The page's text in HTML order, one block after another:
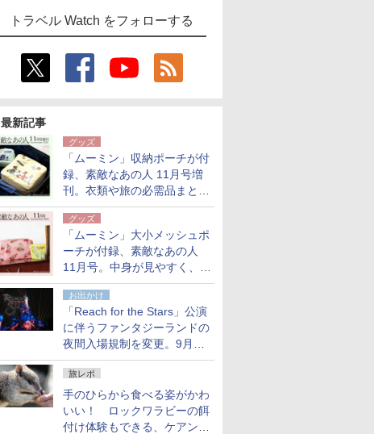
トラベル Watch をフォローする
最新記事
グッズ
「ムーミン」収納ポーチが付
録、素敵なあの人 11月号増
刊。衣類や旅の必需品まとま
る大小2個セット
グッズ
「ムーミン」大小メッシュポ
ーチが付録、素敵なあの人
11月号。中身が見やすく、温
泉スパにも使える
お出かけ
「Reach for the Stars」公演
に伴うファンタジーランドの
夜間入場規制を変更。9月か
ら18時50分～20時ごろに
旅レポ
手のひらから食べる姿がかわ
いい！ ロックワラビーの餌
付け体験もできる、ケアンズ